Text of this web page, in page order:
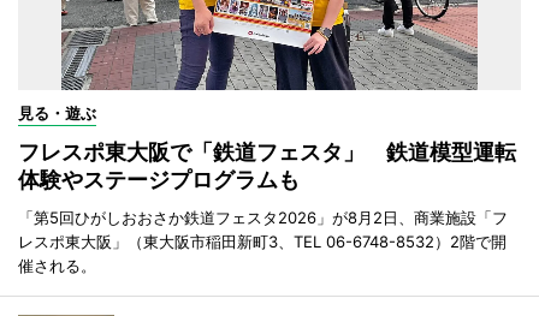
見る・遊ぶ
フレスポ東大阪で「鉄道フェスタ」 鉄道模型運転
体験やステージプログラムも
「第5回ひがしおおさか鉄道フェスタ2026」が8月2日、商業施設「フ
レスポ東大阪」（東大阪市稲田新町3、TEL 06-6748-8532）2階で開
催される。